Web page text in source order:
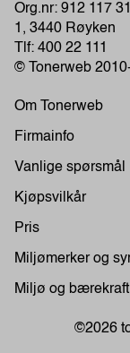
Org.nr: 912 117
1, 3440 Røyken
Tlf: 400 22 111
© Tonerweb
Om Tonerweb
Firmainfo
Vanlige spørsmål
Kjøpsvilkår
Pris
Miljømerker og
Miljø og bærekraft
©2026